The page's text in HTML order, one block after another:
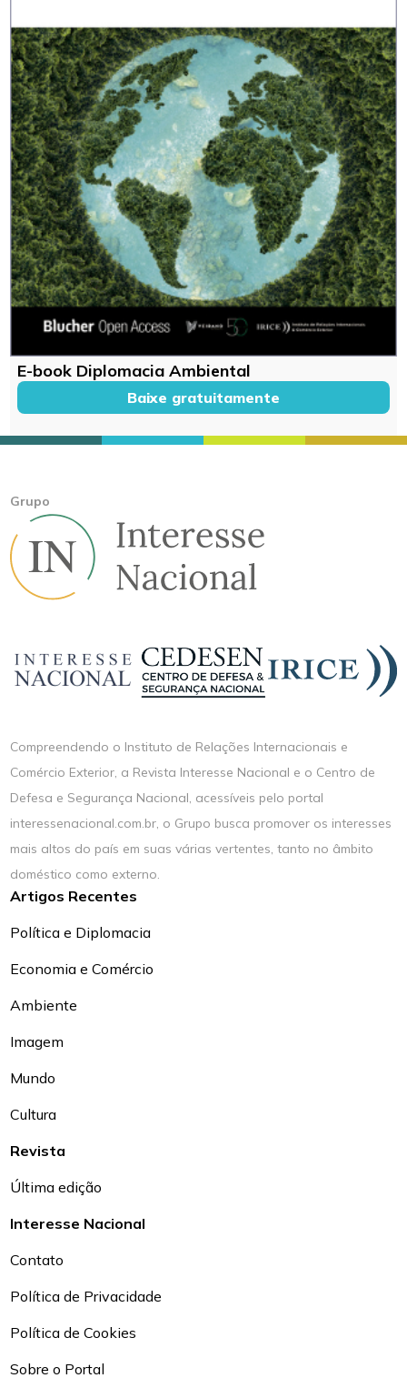
E-book Diplomacia Ambiental
Baixe gratuitamente
Grupo
Compreendendo o Instituto de Relações Internacionais e
Comércio Exterior, a Revista Interesse Nacional e o Centro de
Defesa e Segurança Nacional, acessíveis pelo portal
interessenacional.com.br, o Grupo busca promover os interesses
mais altos do país em suas várias vertentes, tanto no âmbito
doméstico como externo.
Artigos Recentes
Política e Diplomacia
Economia e Comércio
Ambiente
Imagem
Mundo
Cultura
Revista
Última edição
Interesse Nacional
Contato
Política de Privacidade
Política de Cookies
Sobre o Portal